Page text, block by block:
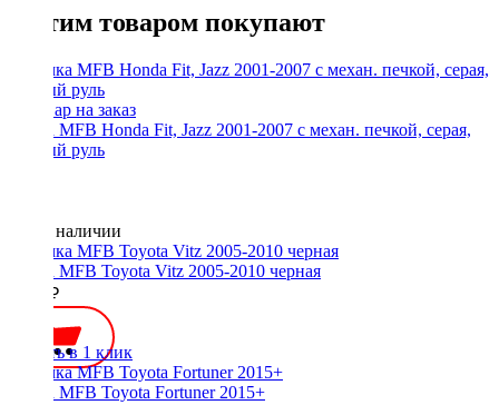
С этим товаром покупают
Рамка MFB Honda Fit, Jazz 2001-2007 с механ. печкой, серая,
правый руль
Нет в наличии
Рамка MFB Toyota Vitz 2005-2010 черная
2100 ₽
Купить в 1 клик
Рамка MFB Toyota Fortuner 2015+